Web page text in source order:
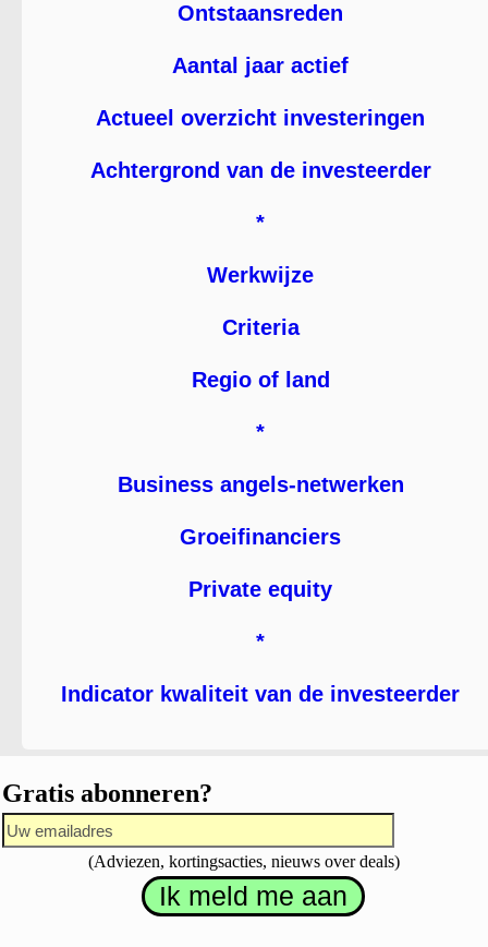
Ontstaansreden
Aantal jaar actief
Actueel overzicht investeringen
Achtergrond van de investeerder
*
Werkwijze
Criteria
Regio of land
*
Business angels-netwerken
Groeifinanciers
Private equity
*
Indicator kwaliteit van de investeerder
Gratis abonneren?
(Adviezen, kortingsacties, nieuws over deals)